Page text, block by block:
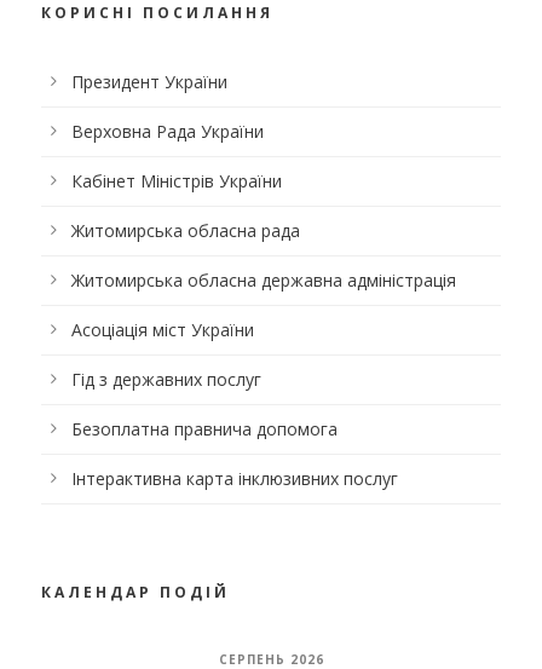
КОРИСНІ ПОСИЛАННЯ
Президент України
Верховна Рада України
Кабінет Міністрів України
Житомирська обласна рада
Житомирська обласна державна адміністрація
Асоціація міст України
Гід з державних послуг
Безоплатна правнича допомога
Інтерактивна карта інклюзивних послуг
КАЛЕНДАР ПОДІЙ
СЕРПЕНЬ 2026